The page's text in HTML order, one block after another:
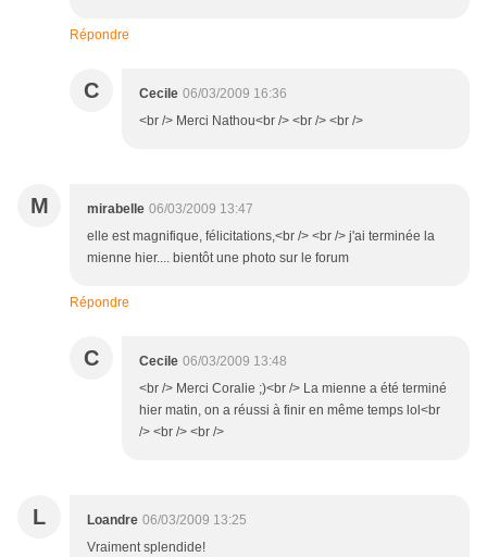
Répondre
C Cecile 06/03/2009 16:36
<br /> Merci Nathou<br /> <br /> <br />
M mirabelle 06/03/2009 13:47
elle est magnifique, félicitations,<br /> <br /> j'ai terminée la
mienne hier.... bientôt une photo sur le forum
Répondre
C Cecile 06/03/2009 13:48
<br /> Merci Coralie ;)<br /> La mienne a été terminé
hier matin, on a réussi à finir en même temps lol<br
/> <br /> <br />
L Loandre 06/03/2009 13:25
Vraiment splendide!